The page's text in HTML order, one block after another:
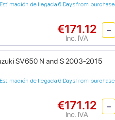
de llegada 6 Days from purchase
€171.12
Inc. IVA
SV650 N and S 2003-2015
de llegada 6 Days from purchase
€171.12
Inc. IVA